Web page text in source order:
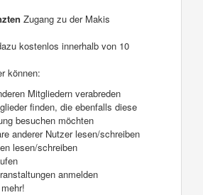
Zugang zu der Makis
kostenlos innerhalb von 10
können:
Mitgliedern verabreden
finden, die ebenfalls diese
besuchen möchten
anderer Nutzer lesen/schreiben
lesen/schreiben
anmelden